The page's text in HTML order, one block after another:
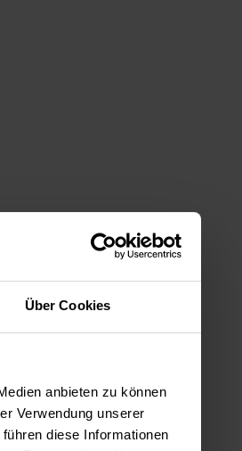
Über Cookies
anbieten zu können
Verwendung unserer
diese Informationen